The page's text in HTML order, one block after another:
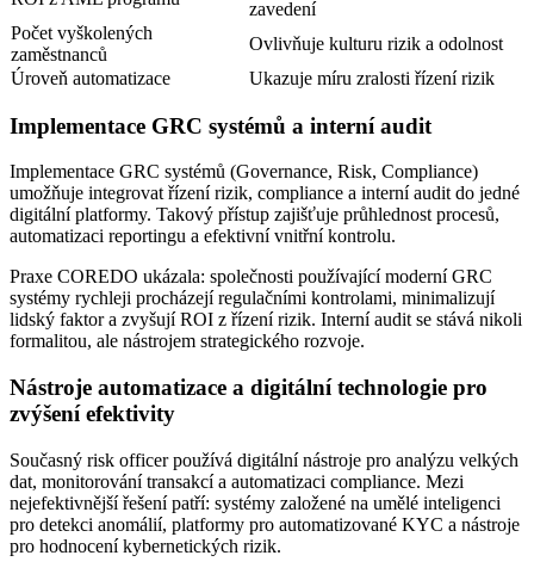
zavedení
Počet vyškolených
zaměstnanců
Ovlivňuje kulturu rizik a odolnost
Úroveň automatizace
Ukazuje míru zralosti řízení rizik
Implementace GRC systémů a interní audit
Implementace GRC systémů (Governance, Risk, Compliance)
umožňuje integrovat řízení rizik, compliance a interní audit do jedné
digitální platformy. Takový přístup zajišťuje průhlednost procesů,
automatizaci reportingu a efektivní vnitřní kontrolu.
Praxe COREDO ukázala: společnosti používající moderní GRC
systémy rychleji procházejí regulačními kontrolami, minimalizují
lidský faktor a zvyšují ROI z řízení rizik. Interní audit se stává nikoli
formalitou, ale nástrojem strategického rozvoje.
Nástroje automatizace a digitální technologie pro
zvýšení efektivity
Současný risk officer používá digitální nástroje pro analýzu velkých
dat, monitorování transakcí a automatizaci compliance. Mezi
nejefektivnější řešení patří: systémy založené na umělé inteligenci
pro detekci anomálií, platformy pro automatizované KYC a nástroje
pro hodnocení kybernetických rizik.